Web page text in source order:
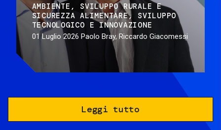
AMBIENTE
SVILUPPO RURALE E
SICUREZZA ALIMENTARE
SVILUPPO
TECNOLOGICO E INNOVAZIONE
01 Luglio 2026 Paolo Bray, Riccardo Giacomessi
Leggi tutto